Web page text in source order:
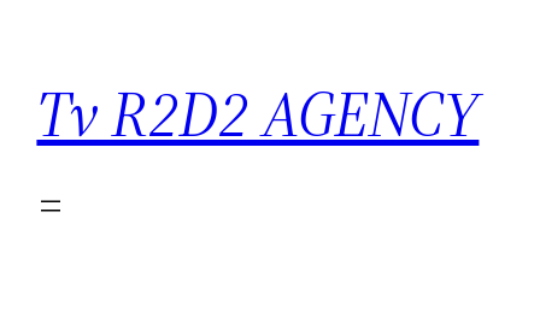
conteúdo
Tv R2D2 AGENCY